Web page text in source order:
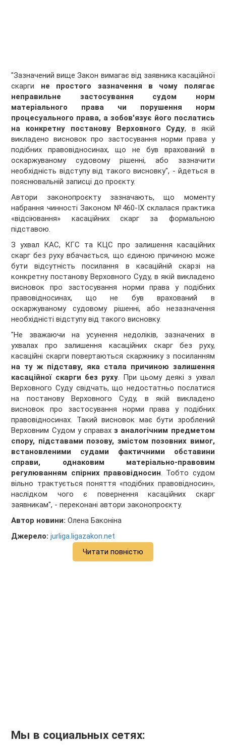
"Зазначений вище Закон вимагає від заявника касаційної
скарги не простого зазначення в чому полягає
неправильне застосування судом норм
матеріального права чи порушення норм
процесуального права, а зобов'язує його послатись
на конкретну постанову Верховного Суду, в якій
викладено висновок про застосування норми права у
подібних правовідносинах, що не був врахований в
оскаржуваному судовому рішенні, або зазначити
необхідність відступу від такого висновку", - йдеться в
пояснювальній записці до проєкту.
Автори законопроєкту зазначають, що моменту
набрання чинності Законом №460-IX склалася практика
«відсіювання» касаційних скарг за формальною
підставою.
З ухвал КАС, КГС та КЦС про залишення касаційних
скарг без руху вбачається, що єдиною причиною може
бути відсутність посилання в касаційній скарзі на
конкретну постанову Верховного Суду, в якій викладено
висновок про застосування норми права у подібних
правовідносинах, що не був врахований в
оскаржуваному судовому рішенні, або незазначення
необхідністі відступу від такого висновку.
"Не зважаючи на усунення недоліків, зазначених в
ухвалах про залишення касаційних скарг без руху,
касаційні скарги повертаються скаржнику з посиланням
на ту ж підставу, яка стала причиною залишення
касаційної скарги без руху. При цьому деякі з ухвал
Верховного Суду свідчать, що недостатньо послатися
на постанову Верховного Суду, в якій викладено
висновок про застосування норми права у подібних
правовідносинах. Такий висновок має бути зроблений
Верховним Судом у справахз аналогічним предметом
спору, підставами позову, змістом позовних вимог,
встановленими судами фактичними обставини
справи, однаковим матеріально-правовим
регулюванням спірних правовідносин. Тобто судом
вільно трактується поняття «подібних правовідносин»,
наслідком чого є повернення касаційних скарг
заявникам", - переконані автори законопроєкту.
Автор новини: Олена Баконіна
Джерело: jurliga.ligazakon.net
Читати повністю
Мы в социальных сетях: